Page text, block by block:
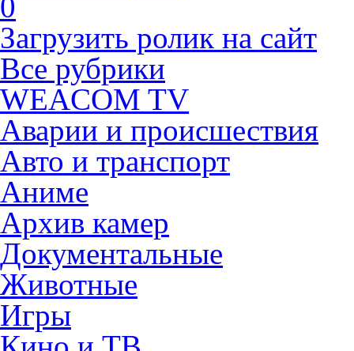
Загрузить ролик на сайт
Все рубрики
WEACOM TV
Аварии и происшествия
Авто и транспорт
Аниме
Архив камер
Документальные
Животные
Игры